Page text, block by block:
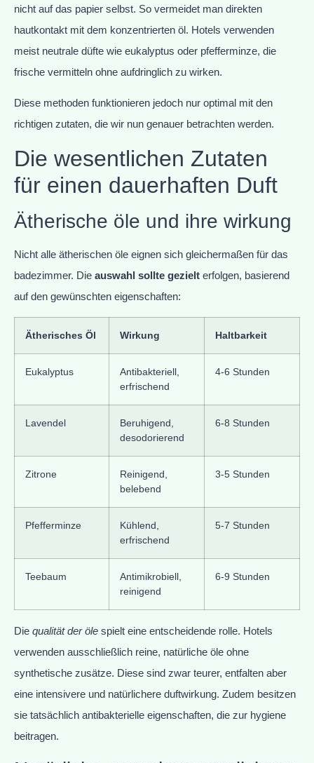
nicht auf das papier selbst. So vermeidet man direkten
hautkontakt mit dem konzentrierten öl. Hotels verwenden
meist neutrale düfte wie eukalyptus oder pfefferminze, die
frische vermitteln ohne aufdringlich zu wirken.
Diese methoden funktionieren jedoch nur optimal mit den
richtigen zutaten, die wir nun genauer betrachten werden.
Die wesentlichen Zutaten
für einen dauerhaften Duft
Ätherische öle und ihre wirkung
Nicht alle ätherischen öle eignen sich gleichermaßen für das
badezimmer. Die auswahl sollte gezielt erfolgen, basierend
auf den gewünschten eigenschaften:
Ätherisches Öl Wirkung Haltbarkeit
Eukalyptus
Antibakteriell,
erfrischend
4-6 Stunden
Lavendel
Beruhigend,
desodorierend
6-8 Stunden
Zitrone
Reinigend,
belebend
3-5 Stunden
Pfefferminze
Kühlend,
erfrischend
5-7 Stunden
Teebaum
Antimikrobiell,
reinigend
6-9 Stunden
Die qualität der öle spielt eine entscheidende rolle. Hotels
verwenden ausschließlich reine, natürliche öle ohne
synthetische zusätze. Diese sind zwar teurer, entfalten aber
eine intensivere und natürlichere duftwirkung. Zudem besitzen
sie tatsächlich antibakterielle eigenschaften, die zur hygiene
beitragen.